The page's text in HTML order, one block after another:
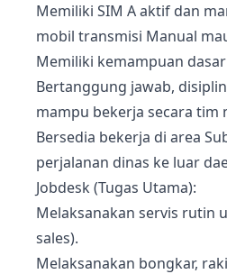
Memiliki SIM A aktif dan
mobil transmisi Manual
Memiliki kemampuan
Bertanggung jawab,
mampu bekerja secara tim
Bersedia bekerja di area
perjalanan dinas ke luar
Jobdesk (Tugas Utama):
Melaksanakan servis rutin
sales).
Melaksanakan bongkar,